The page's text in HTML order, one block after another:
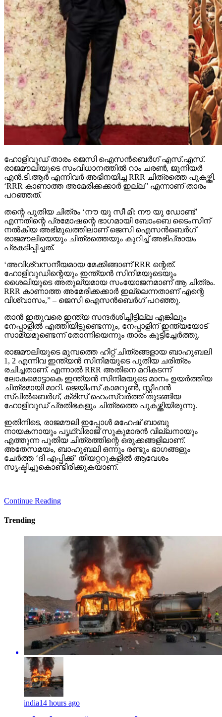
ഹോളിവുഡ് താരം ജെസി ഐസന്‍ബെര്‍ഗ് എസ്.എസ്.
രാജമൗലിയുടെ സംവിധാനത്തില്‍ റാം ചരണ്‍, ജൂനിയര്‍
എന്‍.ടി.ആര്‍ എന്നിവര്‍ അഭിനയിച്ച RRR ചിത്രത്തെ പുകഴ്ത്തി.
‘RRR കാണാത്ത അമേരിക്കക്കാര്‍ ഇല്ല” എന്നാണ് താരം
പറഞ്ഞത്.
തന്റെ പുതിയ ചിത്രം ‘നൗ യു സീ മീ: നൗ യു ഡോണ്ട്’
എന്നതിന്റെ പ്രമോഷന്റെ ഭാഗമായി ബോംബെ ടൈംസിന്
നല്‍കിയ അഭിമുഖത്തിലാണ് ജെസി ഐസന്‍ബെര്‍ഗ്
രാജമൗലിയെയും ചിത്രത്തെയും കുറിച്ച് അഭിപ്രായം
പ്രകടിപ്പിച്ചത്.
‘അവിശ്വസനീയമായ മേക്കിങ്ങാണ് RRR ന്റെത്.
ഹോളിവുഡിന്റെയും ഇന്ത്യന്‍ സിനിമയുടെയും
ശൈലിയുടെ അതുല്യമായ സംയോജനമാണ് ആ ചിത്രം.
RRR കാണാത്ത അമേരിക്കക്കാര്‍ ഇല്ലെന്നതാണ് എന്റെ
വിശ്വാസം,” – ജെസി ഐസന്‍ബെര്‍ഗ് പറഞ്ഞു.
താന്‍ ഇതുവരെ ഇന്ത്യ സന്ദര്‍ശിച്ചിട്ടില്ല എങ്കിലും
നേപ്പാളില്‍ എത്തിയിട്ടുണ്ടെന്നും, നേപ്പാളിന് ഇന്ത്യയോട്
സാമ്യമുണ്ടെന്ന് തോന്നിയെന്നും താരം കൂട്ടിച്ചേര്‍ത്തു.
രാജമൗലിയുടെ മുമ്പത്തെ ഹിറ്റ് ചിത്രങ്ങളായ ബാഹുബലി
1, 2 എന്നിവ ഇന്ത്യന്‍ സിനിമയുടെ പുതിയ ചരിത്രം
രചിച്ചതാണ്. എന്നാല്‍ RRR അതിനെ മറികടന്ന്
ലോകമൊട്ടാകെ ഇന്ത്യന്‍ സിനിമയുടെ മാനം ഉയര്‍ത്തിയ
ചിത്രമായി മാറി. ജെയിംസ് കാമറൂണ്‍, സ്റ്റീഫന്‍
സ്പില്‍ബെര്‍ഗ്, ക്രിസ് ഹെംസ്വര്‍ത്ത് തുടങ്ങിയ
ഹോളിവുഡ് പ്രതിഭകളും ചിത്രത്തെ പുകഴ്ത്തിയിരുന്നു.
ഇതിനിടെ, രാജമൗലി ഇപ്പോള്‍ മഹേഷ് ബാബു
നായകനായും പൃഥ്വിരാജ് സുകുമാരന്‍ വില്ലനായും
എത്തുന്ന പുതിയ ചിത്രത്തിന്റെ ഒരുക്കങ്ങളിലാണ്.
അതേസമയം, ബാഹുബലി ഒന്നും രണ്ടും ഭാഗങ്ങളും
ചേര്‍ത്ത ‘ദി എപ്പിക്ക്’ തിയറ്ററുകളില്‍ ആവേശം
സൃഷ്ടിച്ചുകൊണ്ടിരിക്കുകയാണ്.
Continue Reading
Trending
india14 hours ago